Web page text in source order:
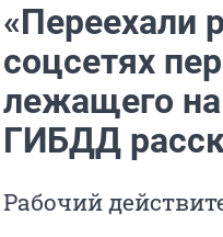
«Переехали
соцсетях
лежащего
ГИБДД
Рабочий